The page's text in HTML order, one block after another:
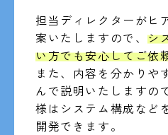
担当ディレクターがヒ
案いたしますので、シ
い方でも安心してご依
また、内容を分かりや
んで説明いたしますの
様はシステム構成など
開発できます。